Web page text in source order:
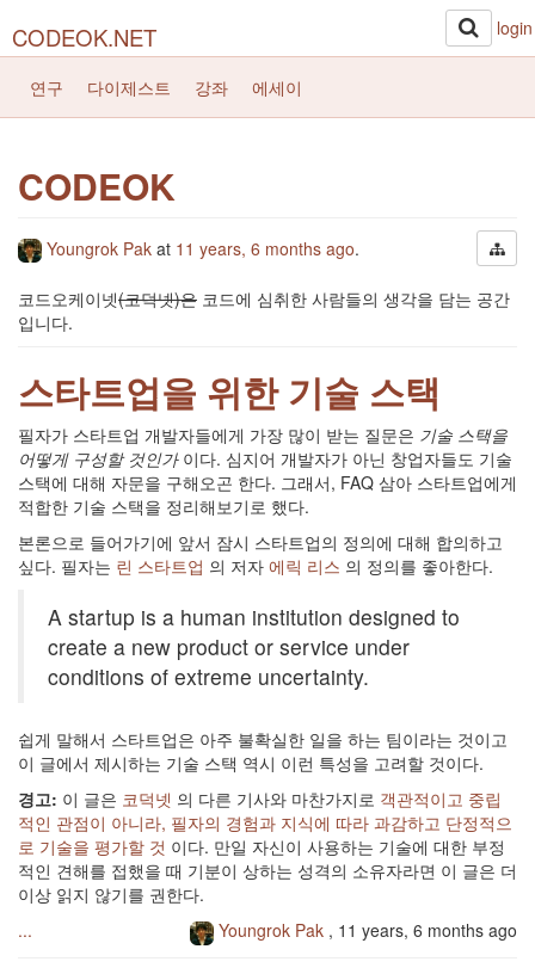
CODEOK.NET login
연구 다이제스트 강좌 에세이
CODEOK
Youngrok Pak at 11 years, 6 months ago.
코드오케이넷(코덕넷)은 코드에 심취한 사람들의 생각을 담는 공간
입니다.
스타트업을 위한 기술 스택
필자가 스타트업 개발자들에게 가장 많이 받는 질문은 기술 스택을
어떻게 구성할 것인가 이다. 심지어 개발자가 아닌 창업자들도 기술
스택에 대해 자문을 구해오곤 한다. 그래서, FAQ 삼아 스타트업에게
적합한 기술 스택을 정리해보기로 했다.
본론으로 들어가기에 앞서 잠시 스타트업의 정의에 대해 합의하고
싶다. 필자는 린 스타트업 의 저자 에릭 리스 의 정의를 좋아한다.
A startup is a human institution designed to
create a new product or service under
conditions of extreme uncertainty.
쉽게 말해서 스타트업은 아주 불확실한 일을 하는 팀이라는 것이고
이 글에서 제시하는 기술 스택 역시 이런 특성을 고려할 것이다.
경고: 이 글은 코덕넷 의 다른 기사와 마찬가지로 객관적이고 중립
적인 관점이 아니라, 필자의 경험과 지식에 따라 과감하고 단정적으
로 기술을 평가할 것 이다. 만일 자신이 사용하는 기술에 대한 부정
적인 견해를 접했을 때 기분이 상하는 성격의 소유자라면 이 글은 더
이상 읽지 않기를 권한다.
...
Youngrok Pak , 11 years, 6 months ago